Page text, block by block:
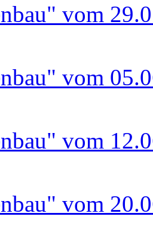
vom
vom
vom
vom